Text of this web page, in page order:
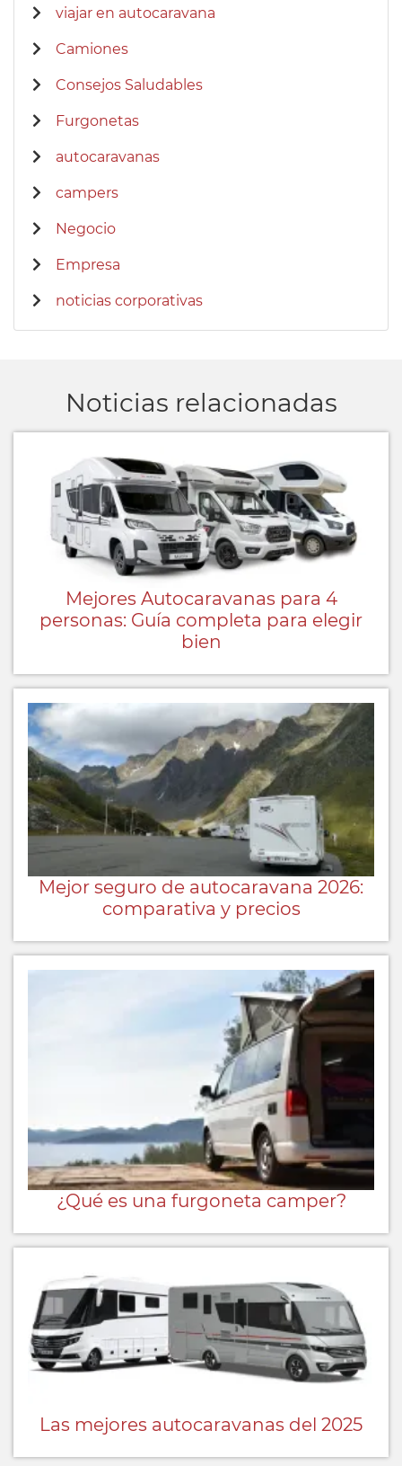
viajar en autocaravana
Camiones
Consejos Saludables
Furgonetas
autocaravanas
campers
Negocio
Empresa
noticias corporativas
Noticias relacionadas
Mejores Autocaravanas para 4
personas: Guía completa para elegir
bien
Mejor seguro de autocaravana 2026:
comparativa y precios
¿Qué es una furgoneta camper?
Las mejores autocaravanas del 2025